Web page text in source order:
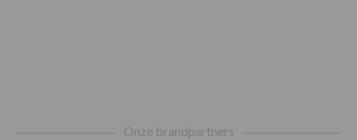
Onze brandpartners